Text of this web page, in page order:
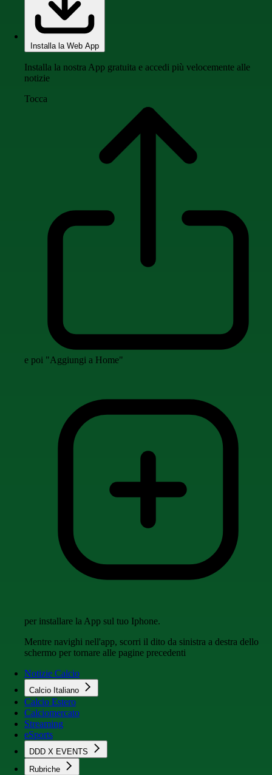
Installa la Web App
Installa la nostra App gratuita e accedi più velocemente alle
notizie
Tocca
e poi "Aggiungi a Home"
per installare la App sul tuo Iphone.
Mentre navighi nell'app, scorri il dito da sinistra a destra dello
schermo per tornare alle pagine precedenti
Notizie Calcio
Calcio Italiano
Calcio Estero
Calciomercato
Streaming
eSports
DDD X EVENTS
Rubriche